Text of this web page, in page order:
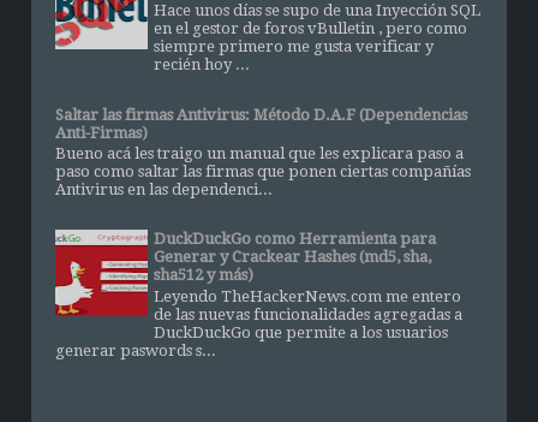
Hace unos días se supo de una Inyección SQL
en el gestor de foros vBulletin , pero como
siempre primero me gusta verificar y
recién hoy ...
Saltar las firmas Antivirus: Método D.A.F (Dependencias
Anti-Firmas)
Bueno acá les traigo un manual que les explicara paso a
paso como saltar las firmas que ponen ciertas compañías
Antivirus en las dependenci...
DuckDuckGo como Herramienta para
Generar y Crackear Hashes (md5, sha,
sha512 y más)
Leyendo TheHackerNews.com me entero
de las nuevas funcionalidades agregadas a
DuckDuckGo que permite a los usuarios
generar paswords s...